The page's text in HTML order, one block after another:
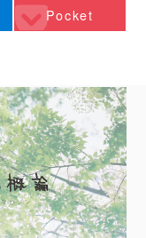
Pocket